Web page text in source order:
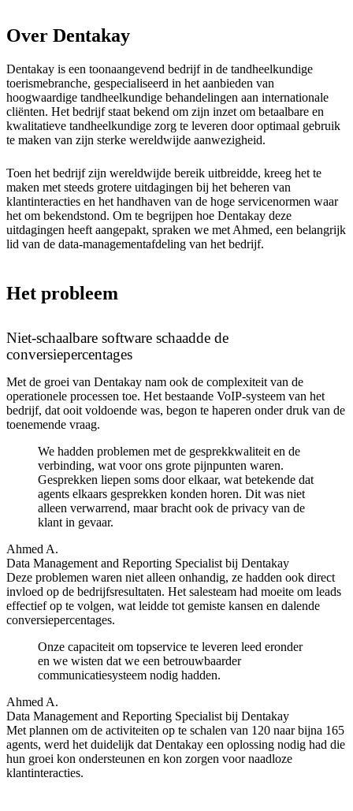
Over Dentakay
Dentakay is een toonaangevend bedrijf in de tandheelkundige
toerismebranche, gespecialiseerd in het aanbieden van
hoogwaardige tandheelkundige behandelingen aan internationale
cliënten. Het bedrijf staat bekend om zijn inzet om betaalbare en
kwalitatieve tandheelkundige zorg te leveren door optimaal gebruik
te maken van zijn sterke wereldwijde aanwezigheid.
Toen het bedrijf zijn wereldwijde bereik uitbreidde, kreeg het te
maken met steeds grotere uitdagingen bij het beheren van
klantinteracties en het handhaven van de hoge servicenormen waar
het om bekendstond. Om te begrijpen hoe Dentakay deze
uitdagingen heeft aangepakt, spraken we met Ahmed, een belangrijk
lid van de data-managementafdeling van het bedrijf.
Het probleem
Niet-schaalbare software schaadde de
conversiepercentages
Met de groei van Dentakay nam ook de complexiteit van de
operationele processen toe. Het bestaande VoIP-systeem van het
bedrijf, dat ooit voldoende was, begon te haperen onder druk van de
toenemende vraag.
We hadden problemen met de gesprekkwaliteit en de
verbinding, wat voor ons grote pijnpunten waren.
Gesprekken liepen soms door elkaar, wat betekende dat
agents elkaars gesprekken konden horen. Dit was niet
alleen verwarrend, maar bracht ook de privacy van de
klant in gevaar.
Ahmed A.
Data Management and Reporting Specialist bij Dentakay
Deze problemen waren niet alleen onhandig, ze hadden ook direct
invloed op de bedrijfsresultaten. Het salesteam had moeite om leads
effectief op te volgen, wat leidde tot gemiste kansen en dalende
conversiepercentages.
Onze capaciteit om topservice te leveren leed eronder
en we wisten dat we een betrouwbaarder
communicatiesysteem nodig hadden.
Ahmed A.
Data Management and Reporting Specialist bij Dentakay
Met plannen om de activiteiten op te schalen van 120 naar bijna 165
agents, werd het duidelijk dat Dentakay een oplossing nodig had die
hun groei kon ondersteunen en kon zorgen voor naadloze
klantinteracties.